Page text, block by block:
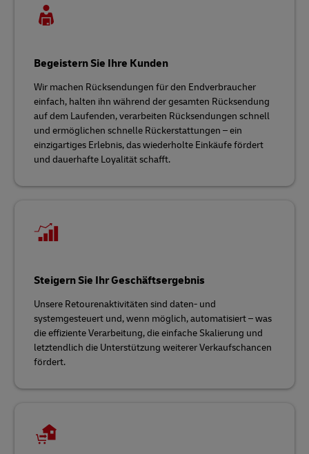
Begeistern Sie Ihre Kunden
Wir machen Rücksendungen für den Endverbraucher
einfach, halten ihn während der gesamten Rücksendung
auf dem Laufenden, verarbeiten Rücksendungen schnell
und ermöglichen schnelle Rückerstattungen – ein
einzigartiges Erlebnis, das wiederholte Einkäufe fördert
und dauerhafte Loyalität schafft.
Steigern Sie Ihr Geschäftsergebnis
Unsere Retourenaktivitäten sind daten- und
systemgesteuert und, wenn möglich, automatisiert – was
die effiziente Verarbeitung, die einfache Skalierung und
letztendlich die Unterstützung weiterer Verkaufschancen
fördert.